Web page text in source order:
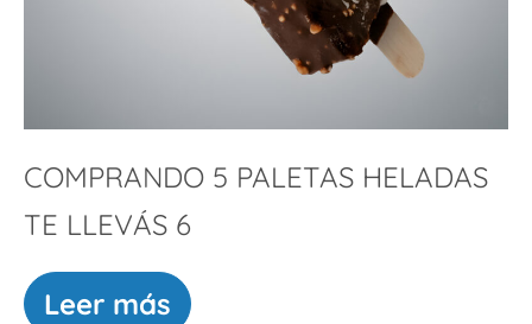
COMPRANDO 5 PALETAS HELADAS
TE LLEVÁS 6
Leer más